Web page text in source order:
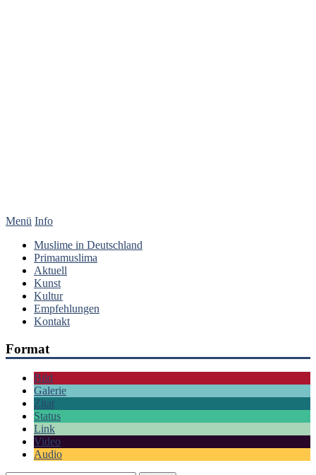
Menü Info
Muslime in Deutschland
Primamuslima
Aktuell
Kunst
Kultur
Empfehlungen
Kontakt
Format
Bild
Galerie
Zitat
Status
Link
Video
Audio